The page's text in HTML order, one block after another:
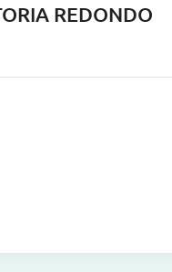
REDONDO